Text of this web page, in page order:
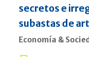
secretos e
subastas de
Economía &